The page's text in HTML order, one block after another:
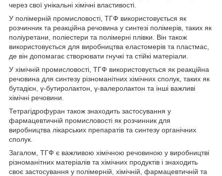
через свої унікальні хімічні властивості.
У полімерній промисловості, ТГФ використовується як
розчинник та реакційна речовина у синтезі полімерів, таких як
поліуретани, поліестери та полімерні плівки. Він також
використовується для виробництва еластомерів та пластмас,
де він допомагає створювати гнучкі та стійкі матеріали.
У хімічній промисловості, ТГФ використовується як реакційна
речовина для синтезу різноманітних хімічних сполук, таких як
бутадієн, γ-бутиролактон, γ-валеролактон та інші важливі
хімічні речовини.
Тетрагідрофуран також знаходить застосування у
фармацевтичній промисловості як розчинник для
виробництва лікарських препаратів та синтезу органічних
сполук.
Загалом, ТГФ є важливою хімічною речовиною у виробництві
різноманітних матеріалів та хімічних продуктів і знаходить
своє застосування у полімерній, хімічній, фармацевтичній та